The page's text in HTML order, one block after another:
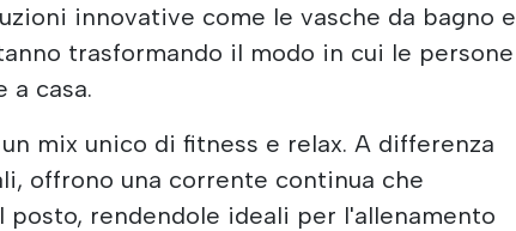
innovative come le vasche da bagno e
trasformando il modo in cui le persone
a casa.
mix unico di fitness e relax. A differenza
offrono una corrente continua che
posto, rendendole ideali per l'allenamento